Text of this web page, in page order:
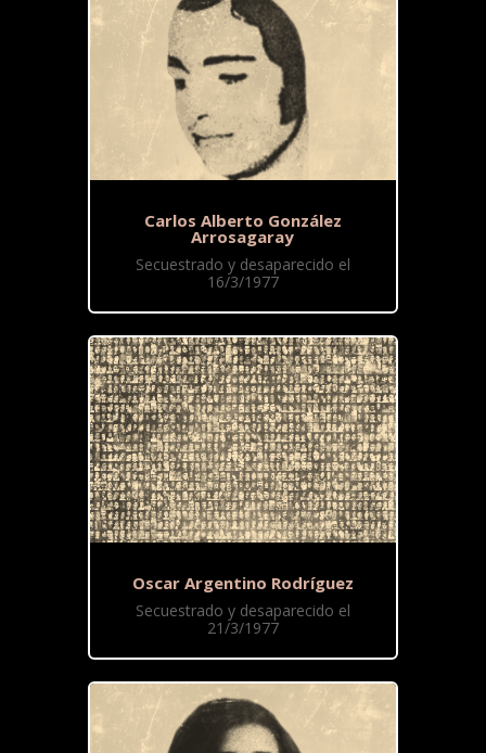
Carlos Alberto González
Arrosagaray
Secuestrado y desaparecido el
16/3/1977
Oscar Argentino Rodríguez
Secuestrado y desaparecido el
21/3/1977